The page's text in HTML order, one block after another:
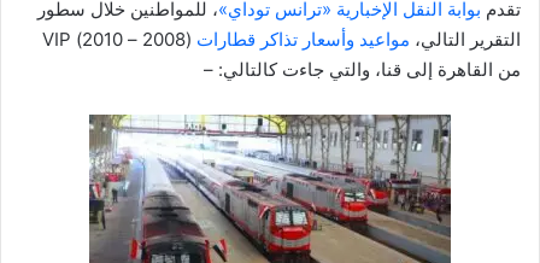
ر
ا
تقدم بوابة النقل الإخبارية «ترانس توداي»، للمواطنين خلال سطور
التقرير التالي، مواعيد وأسعار تذاكر قطارات
(2008 – 2010) VIP
من القاهرة إلى قنا، والتي جاءت كالتالي: –